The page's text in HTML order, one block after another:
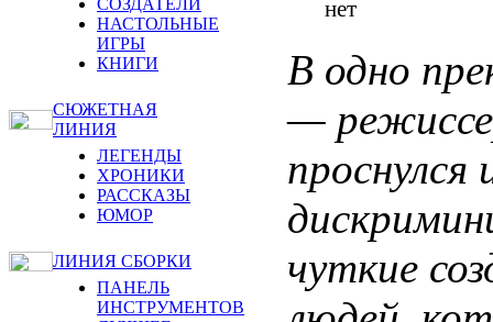
СОЗДАТЕЛИ
НАСТОЛЬНЫЕ
ИГРЫ
КНИГИ
СЮЖЕТНАЯ
ЛИНИЯ
ЛЕГЕНДЫ
ХРОНИКИ
РАССКАЗЫ
ЮМОР
ЛИНИЯ СБОРКИ
ПАНЕЛЬ
ИНСТРУМЕНТОВ
нет
В одно
—
чуткие